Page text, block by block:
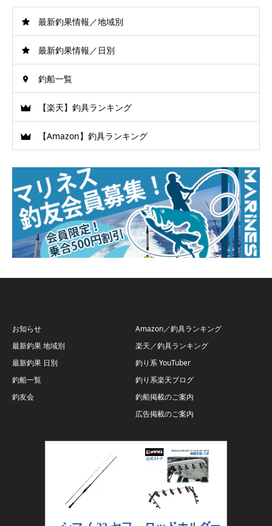
最新釣果情報／地域別
最新釣果情報／日別
釣船一覧
【楽天】釣具ランキング
【Amazon】釣具ランキング
お知らせ
最新釣果 地域別
最新釣果 日別
釣船一覧
釣友会
Amazon／釣具ランキング
楽天／釣具ランキング
釣り系 YouTuber
釣り系楽天ブログ
釣船掲載のご案内
広告掲載のご案内